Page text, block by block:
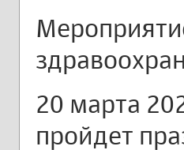
20 марта
пройдет